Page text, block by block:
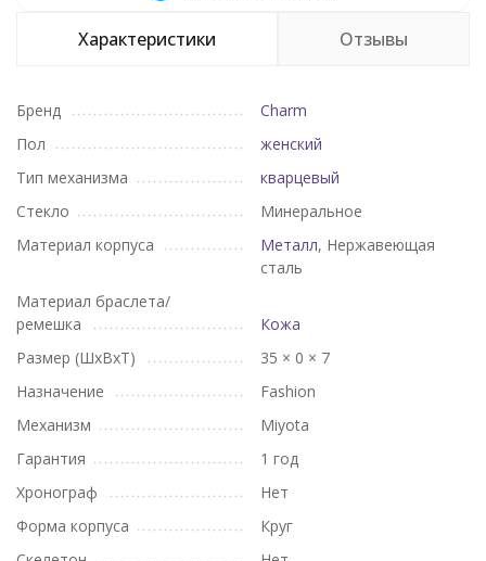
Характеристики Отзывы
Бренд
Charm
Пол
женский
Тип механизма
кварцевый
Стекло
Минеральное
Материал корпуса
Металл, Нержавеющая
сталь
Материал браслета/
ремешка
Кожа
Размер (ШхВхТ)
35 × 0 × 7
Назначение
Fashion
Механизм
Miyota
Гарантия
1 год
Хронограф
Нет
Форма корпуса
Круг